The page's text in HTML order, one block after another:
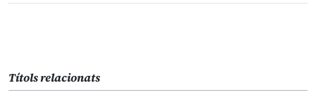
Títols relacionats